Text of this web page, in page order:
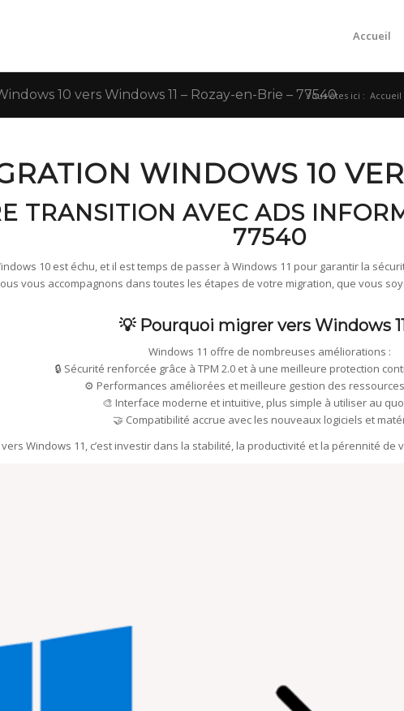
Accueil
10 vers Windows 11 – Rozay-en-Brie – 77540Vous êtes ici : Accueil
WINDOWS 10
TRANSITION AVEC ADS
77540
10 est échu, et il est temps de passer à Windows 11 pour garantir la
nous vous accompagnons dans toutes les étapes de votre migration, que vous
💡 Pourquoi migrer vers Windows
Windows 11 offre de nombreuses améliorations :
🔒 Sécurité renforcée grâce à TPM 2.0 et à une meilleure protection
⚙️ Performances améliorées et meilleure gestion des
🎨 Interface moderne et intuitive, plus simple à utiliser au
🤝 Compatibilité accrue avec les nouveaux logiciels et
Windows 11, c’est investir dans la stabilité, la productivité et la pérennité